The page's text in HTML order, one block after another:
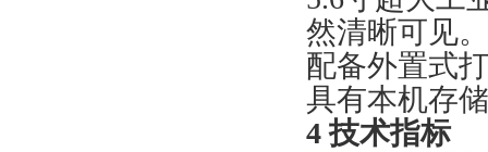
然清晰可见。
配备外置式
具有本机存
4 技术指标